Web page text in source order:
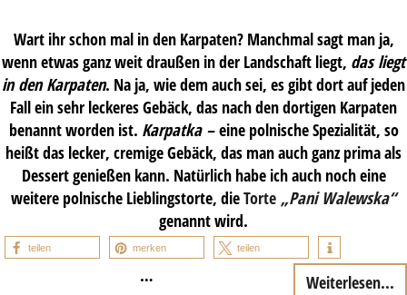
Wart ihr schon mal in den Karpaten? Manchmal sagt man ja,
wenn etwas ganz weit draußen in der Landschaft liegt, das liegt
in den Karpaten. Na ja, wie dem auch sei, es gibt dort auf jeden
Fall ein sehr leckeres Gebäck, das nach den dortigen Karpaten
benannt worden ist. Karpatka –eine polnische Spezialität, so
heißt das lecker, cremige Gebäck, das man auch ganz prima als
Dessert genießen kann. Natürlich habe ich auch noch eine
weitere polnische Lieblingstorte, dieTorte „Pani Walewska“
genannt wird.
teilen merken teilen
… Weiterlesen...